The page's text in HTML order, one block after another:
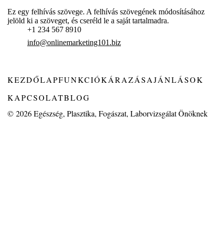
Ez egy felhívás szövege. A felhívás szövegének módosításához
jelöld ki a szöveget, és cseréld le a saját tartalmadra.
+1 234 567 8910
info@onlinemarketing101.biz
KEZDŐLAPFUNKCIÓKÁRAZÁSAJÁNLÁSOK
KAPCSOLATBLOG
© 2026Egészség, Plasztika, Fogászat, Laborvizsgálat Önöknek